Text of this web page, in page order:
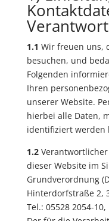
1.1 Wir freuen uns,
besuchen, und
Folgenden
Ihren
unserer Website.
hierbei alle Daten,
identifiziert werden
1.2
dieser Website im
Grundverordnung
Hinterdorfstraße 2,
Tel.: 05528 2054-